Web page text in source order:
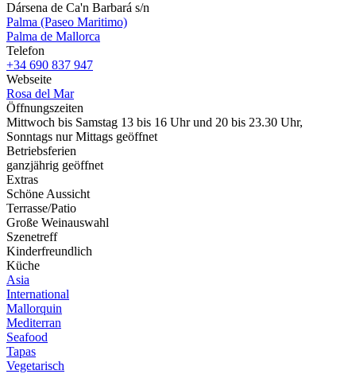
Dársena de Ca'n Barbará s/n
Palma (Paseo Maritimo)
Palma de Mallorca
Telefon
+34 690 837 947
Webseite
Rosa del Mar
Öffnungszeiten
Mittwoch bis Samstag 13 bis 16 Uhr und 20 bis 23.30 Uhr,
Sonntags nur Mittags geöffnet
Betriebsferien
ganzjährig geöffnet
Extras
Schöne Aussicht
Terrasse/Patio
Große Weinauswahl
Szenetreff
Kinderfreundlich
Küche
Asia
International
Mallorquin
Mediterran
Seafood
Tapas
Vegetarisch